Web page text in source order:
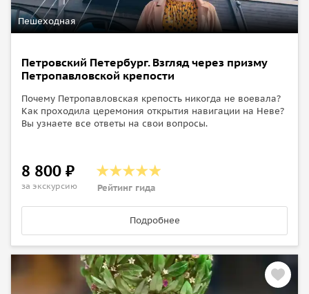
Пешеходная
Петровский Петербург. Взгляд через призму
Петропавловской крепости
Почему Петропавловская крепость никогда не воевала?
Как проходила церемония открытия навигации на Неве?
Вы узнаете все ответы на свои вопросы.
8 800 ₽
за экскурсию Рейтинг гида
Подробнее